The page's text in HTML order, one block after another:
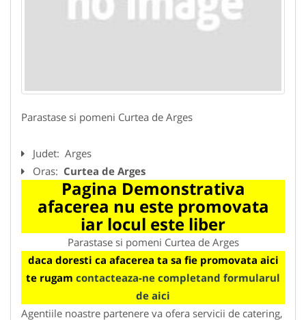
Parastase si pomeni Curtea de Arges
Judet: Arges
Oras: Curtea de Arges
Pagina Demonstrativa
afacerea nu este promovata
iar locul este liber
Parastase si pomeni Curtea de Arges
daca doresti ca afacerea ta sa fie promovata aici
te rugam contacteaza-ne completand formularul
de aici
Agentiile noastre partenere va ofera servicii de catering,